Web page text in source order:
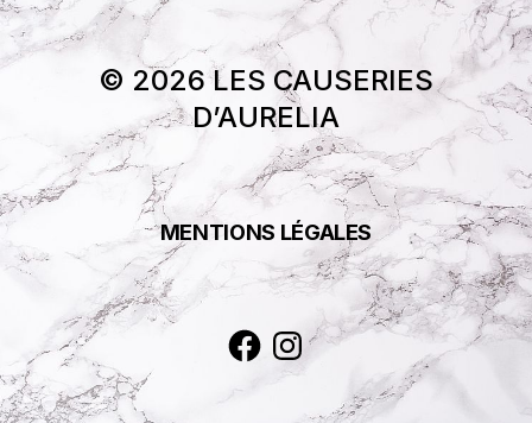
© 2026 LES CAUSERIES
D’AURELIA
MENTIONS LÉGALES
Facebook
Instagram